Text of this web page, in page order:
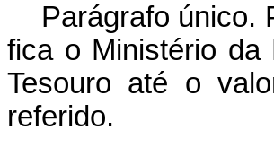
Parágrafo único.
fica o Ministério da
Tesouro até o
referido.